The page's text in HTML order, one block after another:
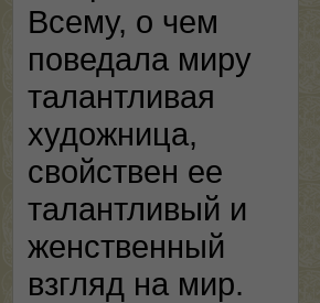
Всему, о чем
поведала миру
талантливая
художница,
свойствен ее
талантливый и
женственный
взгляд на мир.